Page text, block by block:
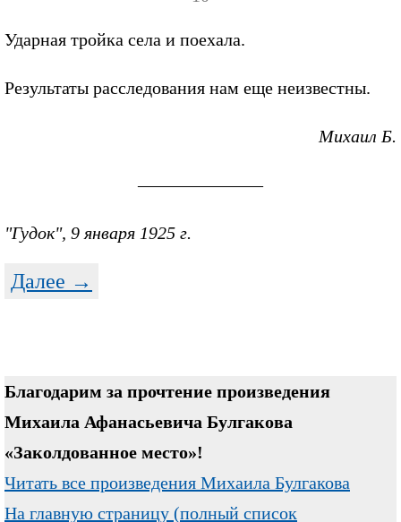
Ударная тройка села и поехала.
Результаты расследования нам еще неизвестны.
Михаил Б.
———————
"Гудок", 9 января 1925 г.
Далее →
Благодарим за прочтение произведения
Михаила Афанасьевича Булгакова
«Заколдованное место»!
Читать все произведения Михаила Булгакова
На главную страницу (полный список